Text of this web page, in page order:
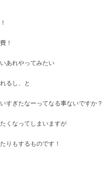
！
あれやってみたい
るし、と
すぎたなーってなる事ないですか？
くなってしまいますが
りもするものです！